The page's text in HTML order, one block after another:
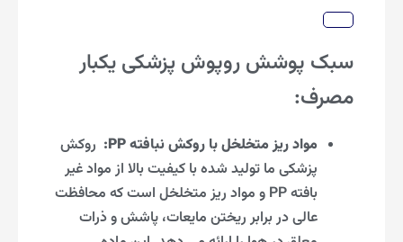
سبک پوشش روپوش پزشکی یکبار
مصرف:
مواد ریز متخلخل با روکش نبافته PP:
روکش
پزشکی ما تولید شده با کیفیت بالا از مواد غیر
بافته PP و مواد ریز متخلخل است که محافظت
عالی در برابر ریختن مایعات، پاشش و ذرات